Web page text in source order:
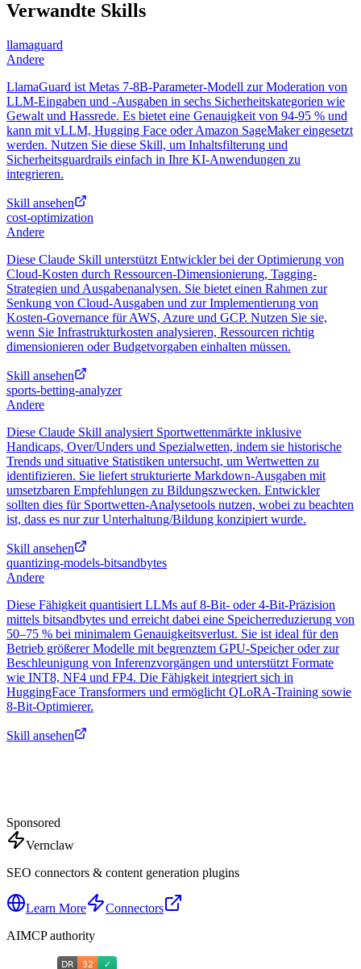
Verwandte Skills
llamaguard
Andere
LlamaGuard ist Metas 7-8B-Parameter-Modell zur Moderation von
LLM-Eingaben und -Ausgaben in sechs Sicherheitskategorien wie
Gewalt und Hassrede. Es bietet eine Genauigkeit von 94-95 % und
kann mit vLLM, Hugging Face oder Amazon SageMaker eingesetzt
werden. Nutzen Sie diese Skill, um Inhaltsfilterung und
Sicherheitsguardrails einfach in Ihre KI-Anwendungen zu
integrieren.
Skill ansehen
cost-optimization
Andere
Diese Claude Skill unterstützt Entwickler bei der Optimierung von
Cloud-Kosten durch Ressourcen-Dimensionierung, Tagging-
Strategien und Ausgabenanalysen. Sie bietet einen Rahmen zur
Senkung von Cloud-Ausgaben und zur Implementierung von
Kosten-Governance für AWS, Azure und GCP. Nutzen Sie sie,
wenn Sie Infrastrukturkosten analysieren, Ressourcen richtig
dimensionieren oder Budgetvorgaben einhalten müssen.
Skill ansehen
sports-betting-analyzer
Andere
Diese Claude Skill analysiert Sportwettenmärkte inklusive
Handicaps, Over/Unders und Spezialwetten, indem sie historische
Trends und situative Statistiken untersucht, um Wertwetten zu
identifizieren. Sie liefert strukturierte Markdown-Ausgaben mit
umsetzbaren Empfehlungen zu Bildungszwecken. Entwickler
sollten dies für Sportwetten-Analysetools nutzen, wobei zu beachten
ist, dass es nur zur Unterhaltung/Bildung konzipiert wurde.
Skill ansehen
quantizing-models-bitsandbytes
Andere
Diese Fähigkeit quantisiert LLMs auf 8-Bit- oder 4-Bit-Präzision
mittels bitsandbytes und erreicht dabei eine Speicherreduzierung von
50–75 % bei minimalem Genauigkeitsverlust. Sie ist ideal für den
Betrieb größerer Modelle mit begrenztem GPU-Speicher oder zur
Beschleunigung von Inferenzvorgängen und unterstützt Formate
wie INT8, NF4 und FP4. Die Fähigkeit integriert sich in
HuggingFace Transformers und ermöglicht QLoRA-Training sowie
8-Bit-Optimierer.
Skill ansehen
Sponsored
Vernclaw
SEO connectors & content generation plugins
Learn More
Connectors
AIMCP authority